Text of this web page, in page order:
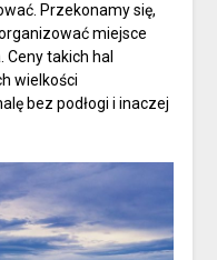
Przekonamy się,
miejsce
takich hal
wielkości
bez podłogi i inaczej